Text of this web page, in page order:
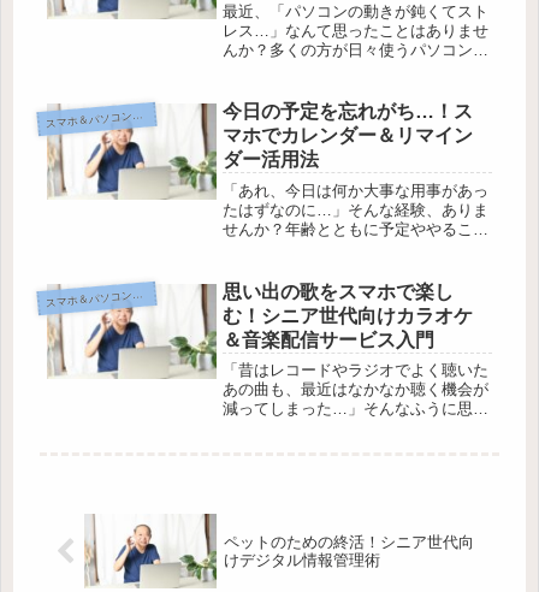
最近、「パソコンの動きが鈍くてスト
レス…」なんて思ったことはありませ
んか？多くの方が日々使うパソコン、
しば。でも、難しい操作や特別な知識
がなくても、ちょっとしたコツでパソ
コ...
スマホ＆パソコンで広がる毎日
今日の予定を忘れがち…！ス
マホでカレンダー＆リマイン
ダー活用法
「あれ、今日は何か大事な用事があっ
たはずなのに…」そんな経験、ありま
せんか？年齢とともに予定ややること
けると、毎日の予定管理がグッと楽に
なるんです。そこで今回は、シニアの
皆...
スマホ＆パソコンで広がる毎日
思い出の歌をスマホで楽し
む！シニア世代向けカラオケ
＆音楽配信サービス入門
「昔はレコードやラジオでよく聴いた
あの曲も、最近はなかなか聴く機会が
減ってしまった…」そんなふうに思っ
ペットのための終活！シニア世代向
けデジタル情報管理術